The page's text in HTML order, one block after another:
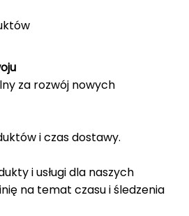
za rozwój nowych
i czas dostawy.
i usługi dla naszych
na temat czasu i śledzenia